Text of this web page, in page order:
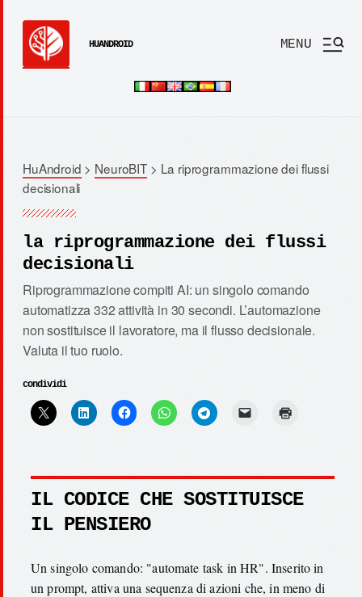
HUANDROID MENU
HuAndroid > NeuroBIT> La riprogrammazione dei flussi
decisionali
la riprogrammazione dei flussi
decisionali
Riprogrammazione compiti AI: un singolo comando
automatizza 332 attività in 30 secondi. L’automazione
non sostituisce il lavoratore, ma il flusso decisionale.
Valuta il tuo ruolo.
condividi
IL CODICE CHE SOSTITUISCE
IL PENSIERO
Un singolo comando: "automate task in HR". Inserito in
un prompt, attiva una sequenza di azioni che, in meno di